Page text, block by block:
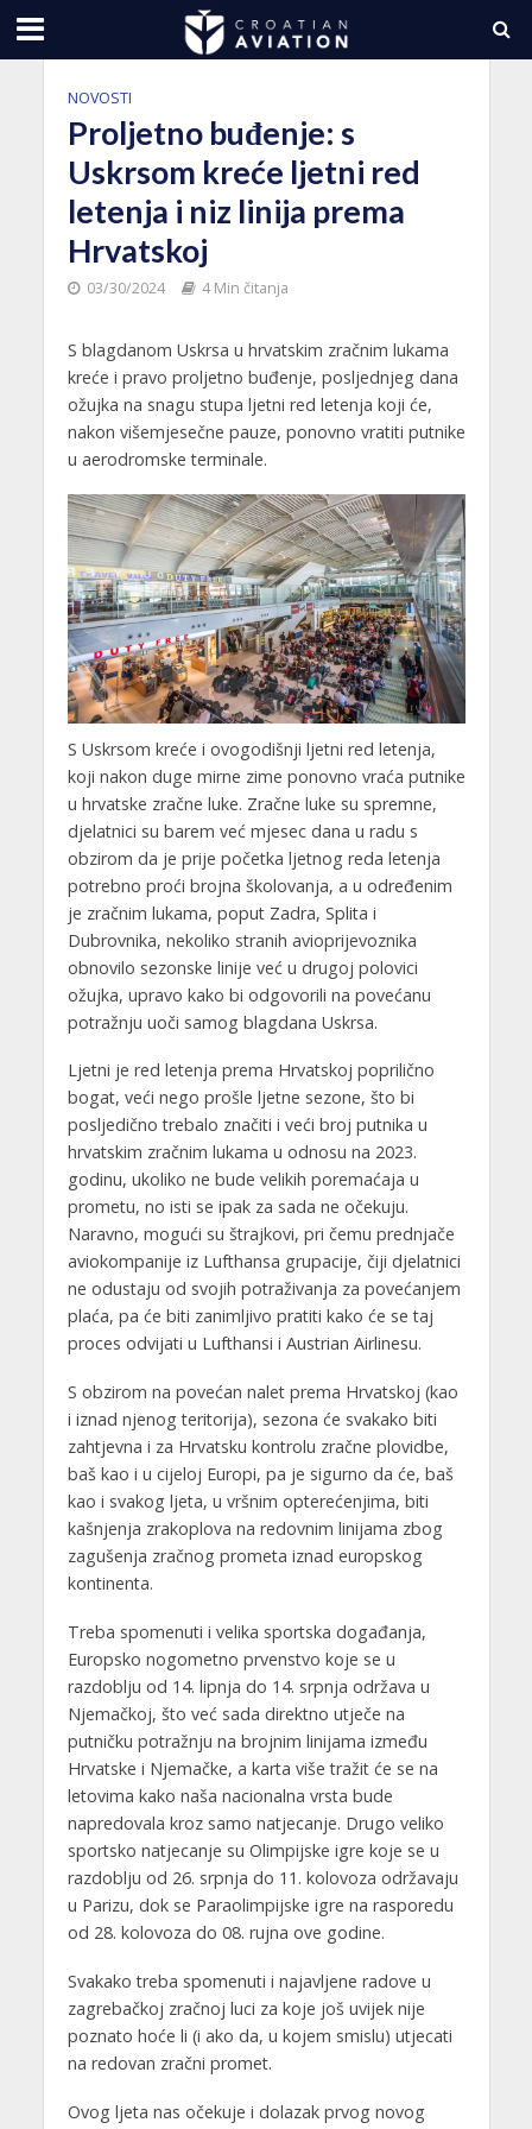
NOVOSTI
Proljetno buđenje: s
Uskrsom kreće ljetni red
letenja i niz linija prema
Hrvatskoj
03/30/2024 4 Min čitanja
S blagdanom Uskrsa u hrvatskim zračnim lukama
kreće i pravo proljetno buđenje, posljednjeg dana
ožujka na snagu stupa ljetni red letenja koji će,
nakon višemjesečne pauze, ponovno vratiti putnike
u aerodromske terminale.
S Uskrsom kreće i ovogodišnji ljetni red letenja,
koji nakon duge mirne zime ponovno vraća putnike
u hrvatske zračne luke. Zračne luke su spremne,
djelatnici su barem već mjesec dana u radu s
obzirom da je prije početka ljetnog reda letenja
potrebno proći brojna školovanja, a u određenim
je zračnim lukama, poput Zadra, Splita i
Dubrovnika, nekoliko stranih avioprijevoznika
obnovilo sezonske linije već u drugoj polovici
ožujka, upravo kako bi odgovorili na povećanu
potražnju uoči samog blagdana Uskrsa.
Ljetni je red letenja prema Hrvatskoj poprilično
bogat, veći nego prošle ljetne sezone, što bi
posljedično trebalo značiti i veći broj putnika u
hrvatskim zračnim lukama u odnosu na 2023.
godinu, ukoliko ne bude velikih poremaćaja u
prometu, no isti se ipak za sada ne očekuju.
Naravno, mogući su štrajkovi, pri čemu prednjače
aviokompanije iz Lufthansa grupacije, čiji djelatnici
ne odustaju od svojih potraživanja za povećanjem
plaća, pa će biti zanimljivo pratiti kako će se taj
proces odvijati u Lufthansi i Austrian Airlinesu.
S obzirom na povećan nalet prema Hrvatskoj (kao
i iznad njenog teritorija), sezona će svakako biti
zahtjevna i za Hrvatsku kontrolu zračne plovidbe,
baš kao i u cijeloj Europi, pa je sigurno da će, baš
kao i svakog ljeta, u vršnim opterećenjima, biti
kašnjenja zrakoplova na redovnim linijama zbog
zagušenja zračnog prometa iznad europskog
kontinenta.
Treba spomenuti i velika sportska događanja,
Europsko nogometno prvenstvo koje se u
razdoblju od 14. lipnja do 14. srpnja održava u
Njemačkoj, što već sada direktno utječe na
putničku potražnju na brojnim linijama između
Hrvatske i Njemačke, a karta više tražit će se na
letovima kako naša nacionalna vrsta bude
napredovala kroz samo natjecanje. Drugo veliko
sportsko natjecanje su Olimpijske igre koje se u
razdoblju od 26. srpnja do 11. kolovoza održavaju
u Parizu, dok se Paraolimpijske igre na rasporedu
od 28. kolovoza do 08. rujna ove godine.
Svakako treba spomenuti i najavljene radove u
zagrebačkoj zračnoj luci za koje još uvijek nije
poznato hoće li (i ako da, u kojem smislu) utjecati
na redovan zračni promet.
Ovog ljeta nas očekuje i dolazak prvog novog